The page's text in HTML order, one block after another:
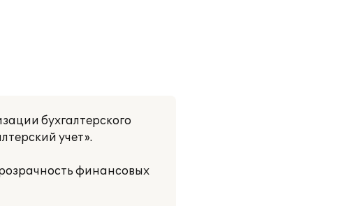
бухгалтерского
учет».
финансовых